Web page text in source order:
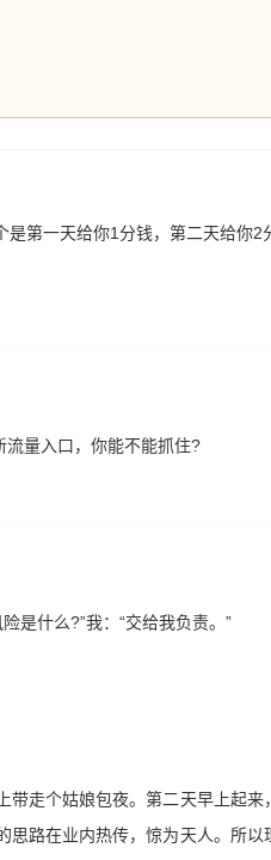
是第一天给你1分钱，第二天给你
量入口，你能不能抓住?
是什么?”我：“交给我负责。”
带走个姑娘包夜。第二天早上起来
思路在业内热传，惊为天人。所以